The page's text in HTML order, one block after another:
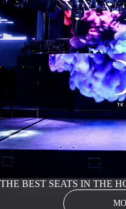
THE BEST SEATS IN THE